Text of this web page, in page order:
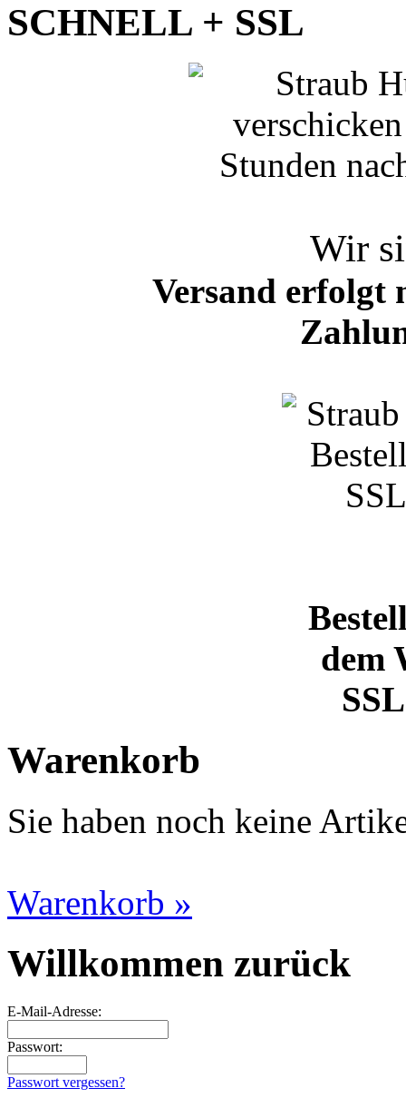
SCHNELL + SSL
Wir
Versand erfolgt
dem
Warenkorb
Sie haben noch keine
Warenkorb »
Willkommen zurück
E-Mail-Adresse:
Passwort:
Passwort vergessen?